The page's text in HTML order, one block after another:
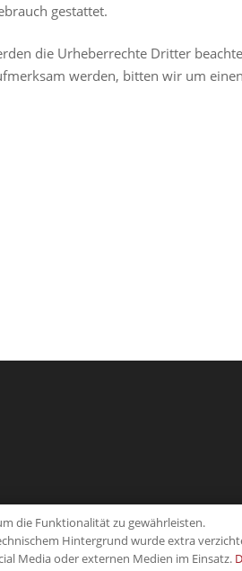
gestattet.
die Urheberrechte Dritter
werden, bitten wir um
die Funktionalität zu gewährleisten.
Hintergrund wurde extra
Media oder externen Medien im Einsatz.